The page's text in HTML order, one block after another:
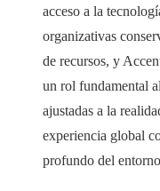
acceso a la
organizativas
de recursos, y
un rol fundamental
ajustadas a la
experiencia global
profundo del